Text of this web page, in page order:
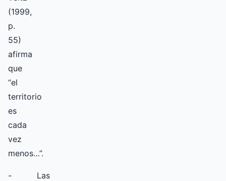
(1999,
p.
55)
afirma
que
“el
territorio
es
cada
vez
menos…”.
- Las